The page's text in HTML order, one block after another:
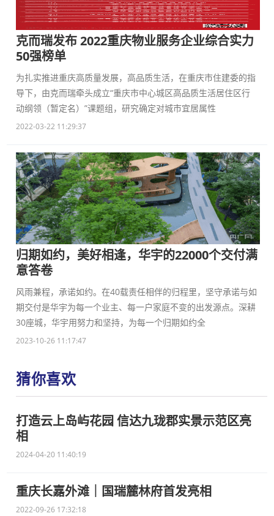
克而瑞发布 2022重庆物业服务企业综合实力
50强榜单
为扎实推进重庆高质量发展，高品质生活，在重庆市住建委的指
导下，由克而瑞牵头成立“重庆市中心城区高品质生活居住区行
动纲领（暂定名）”课题组，研究确定对城市宜居属性
2022-03-22 11:29:37
归期如约，美好相逢，华宇的22000个交付满
意答卷
风雨兼程，承诺如约。在40载责任相伴的归程里，坚守承诺与如
期交付是华宇为每一个业主、每一户家庭不变的出发源点。深耕
30座城，华宇用努力和坚持，为每一个归期如约全
2023-10-26 11:17:47
猜你喜欢
打造云上岛屿花园 信达九珑郡实景示范区亮
相
2024-04-20 11:40:19
重庆长嘉外滩｜国瑞麓林府首发亮相
2022-09-26 17:32:18